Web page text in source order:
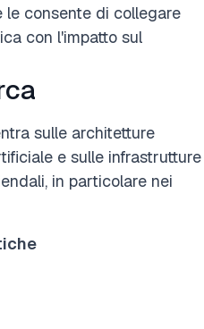
consente di collegare
con l'impatto sul
sulle architetture
e sulle infrastrutture
in particolare nei